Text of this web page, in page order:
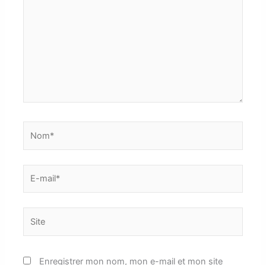
Enregistrer mon nom, mon e-mail et mon site